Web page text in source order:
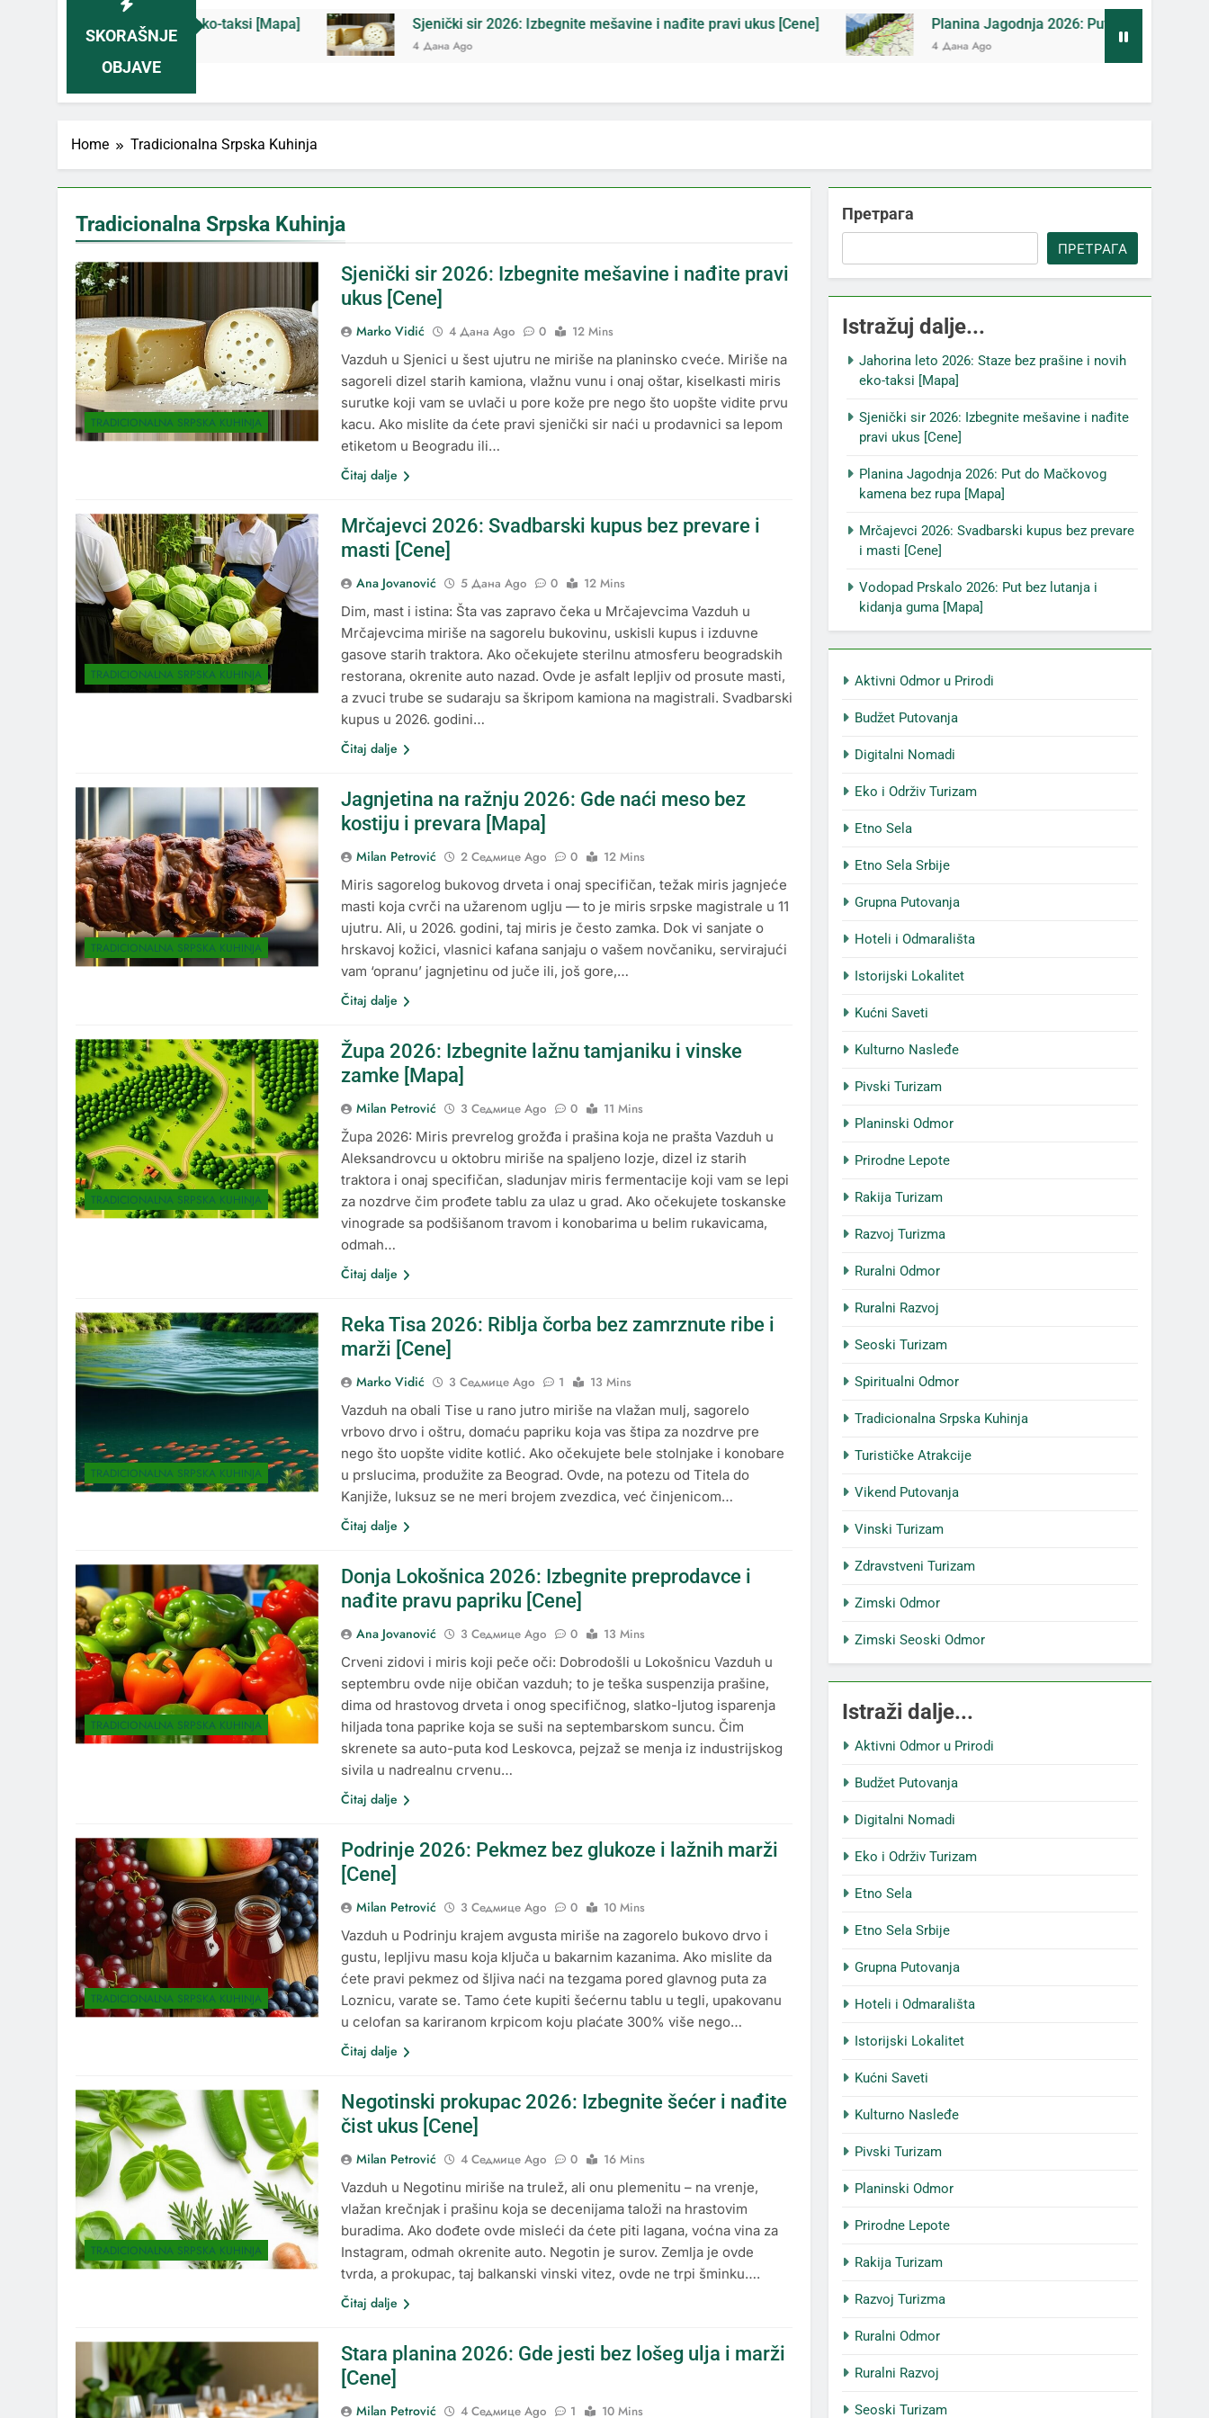
SKORAŠNJE
OBJAVE
i novih eko-taksi [Mapa] Sjenički sir 2026: Izbegnite mešavine i nađite pravi ukus [Cene]
4 Дана Ago
Planina Jagodnja 2026: Put do Mačkovog kamena bez
4 Дана Ago
Home Tradicionalna Srpska Kuhinja
Tradicionalna Srpska Kuhinja
TRADICIONALNA SRPSKA KUHINJA
Sjenički sir 2026: Izbegnite mešavine i nađite pravi
ukus [Cene]
Marko Vidić 4 Дана Ago 0
12 Mins
Vazduh u Sjenici u šest ujutru ne miriše na planinsko cveće. Miriše na
sagoreli dizel starih kamiona, vlažnu vunu i onaj oštar, kiselkasti miris
surutke koji vam se uvlači u pore kože pre nego što uopšte vidite prvu
kacu. Ako mislite da ćete pravi sjenički sir naći u prodavnici sa lepom
etiketom u Beogradu ili…
Čitaj dalje
TRADICIONALNA SRPSKA KUHINJA
Mrčajevci 2026: Svadbarski kupus bez prevare i
masti [Cene]
Ana Jovanović 5 Дана Ago 0
12 Mins
Dim, mast i istina: Šta vas zapravo čeka u Mrčajevcima Vazduh u
Mrčajevcima miriše na sagorelu bukovinu, uskisli kupus i izduvne
gasove starih traktora. Ako očekujete sterilnu atmosferu beogradskih
restorana, okrenite auto nazad. Ovde je asfalt lepljiv od prosute masti,
a zvuci trube se sudaraju sa škripom kamiona na magistrali. Svadbarski
kupus u 2026. godini…
Čitaj dalje
TRADICIONALNA SRPSKA KUHINJA
Jagnjetina na ražnju 2026: Gde naći meso bez
kostiju i prevara [Mapa]
Milan Petrović 2 Седмице Ago 0
12 Mins
Miris sagorelog bukovog drveta i onaj specifičan, težak miris jagnjeće
masti koja cvrči na užarenom uglju — to je miris srpske magistrale u 11
ujutru. Ali, u 2026. godini, taj miris je često zamka. Dok vi sanjate o
hrskavoj kožici, vlasnici kafana sanjaju o vašem novčaniku, servirajući
vam ‘opranu’ jagnjetinu od juče ili, još gore,…
Čitaj dalje
TRADICIONALNA SRPSKA KUHINJA
Župa 2026: Izbegnite lažnu tamjaniku i vinske
zamke [Mapa]
Milan Petrović 3 Седмице Ago 0
11 Mins
Župa 2026: Miris prevrelog grožđa i prašina koja ne prašta Vazduh u
Aleksandrovcu u oktobru miriše na spaljeno lozje, dizel iz starih
traktora i onaj specifičan, sladunjav miris fermentacije koji vam se lepi
za nozdrve čim prođete tablu za ulaz u grad. Ako očekujete toskanske
vinograde sa podšišanom travom i konobarima u belim rukavicama,
odmah…
Čitaj dalje
TRADICIONALNA SRPSKA KUHINJA
Reka Tisa 2026: Riblja čorba bez zamrznute ribe i
marži [Cene]
Marko Vidić 3 Седмице Ago 1
13 Mins
Vazduh na obali Tise u rano jutro miriše na vlažan mulj, sagorelo
vrbovo drvo i oštru, domaću papriku koja vas štipa za nozdrve pre
nego što uopšte vidite kotlić. Ako očekujete bele stolnjake i konobare
u prslucima, produžite za Beograd. Ovde, na potezu od Titela do
Kanjiže, luksuz se ne meri brojem zvezdica, već činjenicom…
Čitaj dalje
TRADICIONALNA SRPSKA KUHINJA
Donja Lokošnica 2026: Izbegnite preprodavce i
nađite pravu papriku [Cene]
Ana Jovanović 3 Седмице Ago 0
13 Mins
Crveni zidovi i miris koji peče oči: Dobrodošli u Lokošnicu Vazduh u
septembru ovde nije običan vazduh; to je teška suspenzija prašine,
dima od hrastovog drveta i onog specifičnog, slatko-ljutog isparenja
hiljada tona paprike koja se suši na septembarskom suncu. Čim
skrenete sa auto-puta kod Leskovca, pejzaž se menja iz industrijskog
sivila u nadrealnu crvenu…
Čitaj dalje
TRADICIONALNA SRPSKA KUHINJA
Podrinje 2026: Pekmez bez glukoze i lažnih marži
[Cene]
Milan Petrović 3 Седмице Ago 0
10 Mins
Vazduh u Podrinju krajem avgusta miriše na zagorelo bukovo drvo i
gustu, lepljivu masu koja ključa u bakarnim kazanima. Ako mislite da
ćete pravi pekmez od šljiva naći na tezgama pored glavnog puta za
Loznicu, varate se. Tamo ćete kupiti šećernu tablu u tegli, upakovanu
u celofan sa kariranom krpicom koju plaćate 300% više nego…
Čitaj dalje
TRADICIONALNA SRPSKA KUHINJA
Negotinski prokupac 2026: Izbegnite šećer i nađite
čist ukus [Cene]
Milan Petrović 4 Седмице Ago 0
16 Mins
Vazduh u Negotinu miriše na trulež, ali onu plemenitu – na vrenje,
vlažan krečnjak i prašinu koja se decenijama taloži na hrastovim
buradima. Ako dođete ovde misleći da ćete piti lagana, voćna vina za
Instagram, odmah okrenite auto. Negotin je surov. Zemlja je ovde
tvrda, a prokupac, taj balkanski vinski vitez, ovde ne trpi šminku….
Čitaj dalje
Stara planina 2026: Gde jesti bez lošeg ulja i marži
[Cene]
Milan Petrović 4 Седмице Ago 1 10 Mins
Претрага
ПРЕТРАГА
Istražuj dalje...
Jahorina leto 2026: Staze bez prašine i novih
eko-taksi [Mapa]
Sjenički sir 2026: Izbegnite mešavine i nađite
pravi ukus [Cene]
Planina Jagodnja 2026: Put do Mačkovog
kamena bez rupa [Mapa]
Mrčajevci 2026: Svadbarski kupus bez prevare
i masti [Cene]
Vodopad Prskalo 2026: Put bez lutanja i
kidanja guma [Mapa]
Aktivni Odmor u Prirodi
Budžet Putovanja
Digitalni Nomadi
Eko i Održiv Turizam
Etno Sela
Etno Sela Srbije
Grupna Putovanja
Hoteli i Odmarališta
Istorijski Lokalitet
Kućni Saveti
Kulturno Nasleđe
Pivski Turizam
Planinski Odmor
Prirodne Lepote
Rakija Turizam
Razvoj Turizma
Ruralni Odmor
Ruralni Razvoj
Seoski Turizam
Spiritualni Odmor
Tradicionalna Srpska Kuhinja
Turističke Atrakcije
Vikend Putovanja
Vinski Turizam
Zdravstveni Turizam
Zimski Odmor
Zimski Seoski Odmor
Istraži dalje...
Aktivni Odmor u Prirodi
Budžet Putovanja
Digitalni Nomadi
Eko i Održiv Turizam
Etno Sela
Etno Sela Srbije
Grupna Putovanja
Hoteli i Odmarališta
Istorijski Lokalitet
Kućni Saveti
Kulturno Nasleđe
Pivski Turizam
Planinski Odmor
Prirodne Lepote
Rakija Turizam
Razvoj Turizma
Ruralni Odmor
Ruralni Razvoj
Seoski Turizam